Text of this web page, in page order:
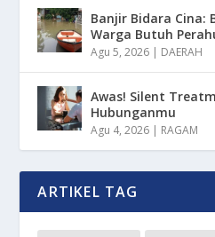
Banjir Bidara Cina:
Warga Butuh
Agu 5, 2026 | DAERAH
Awas! Silent
Hubunganmu
Agu 4, 2026 | RAGAM
ARTIKEL TAG